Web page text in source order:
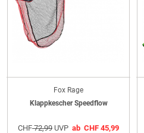
Fox Rage
Klappkescher Speedflow
CHF72,99 UVP ab CHF 45,99